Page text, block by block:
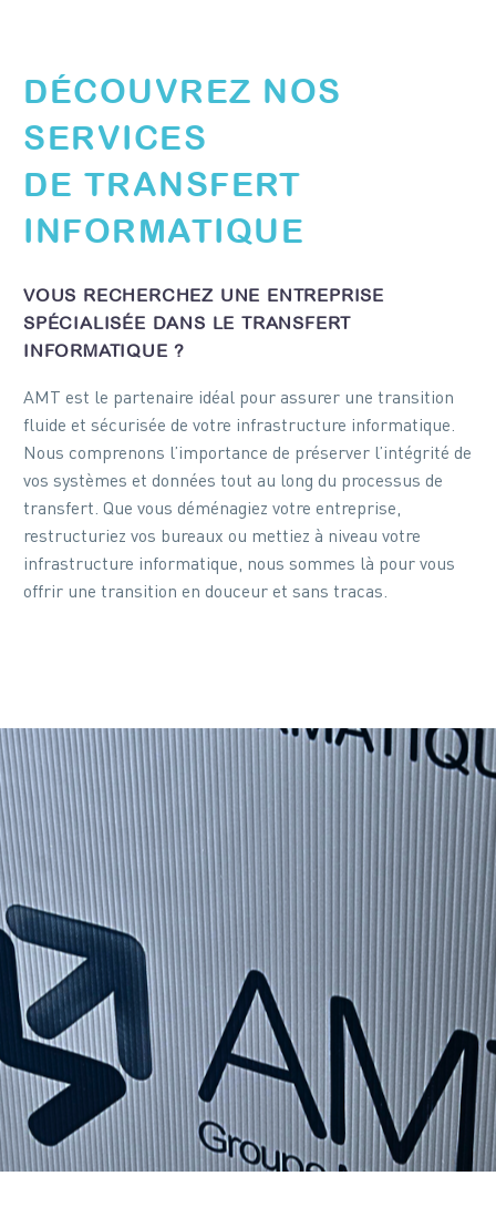
DÉCOUVREZ NOS
SERVICES
DE TRANSFERT
INFORMATIQUE
VOUS RECHERCHEZ UNE ENTREPRISE
SPÉCIALISÉE DANS LE TRANSFERT
INFORMATIQUE ?
AMT est le partenaire idéal pour assurer une transition
fluide et sécurisée de votre infrastructure informatique.
Nous comprenons l’importance de préserver l’intégrité de
vos systèmes et données tout au long du processus de
transfert. Que vous déménagiez votre entreprise,
restructuriez vos bureaux ou mettiez à niveau votre
infrastructure informatique, nous sommes là pour vous
offrir une transition en douceur et sans tracas.